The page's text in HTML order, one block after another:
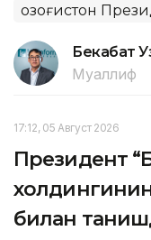
Қозоғистон
Бекабат
Муаллиф
17:12, 05 Август 2026
Президент
билан